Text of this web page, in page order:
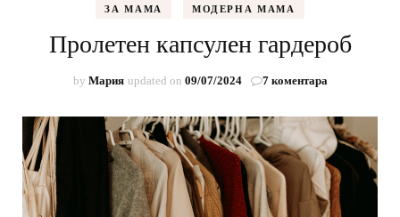
ЗА МАМА МОДЕРНА МАМА
Пролетен капсулен гардероб
by Мария updated on 09/07/2024 7 коментараза
капсулен
гардероб